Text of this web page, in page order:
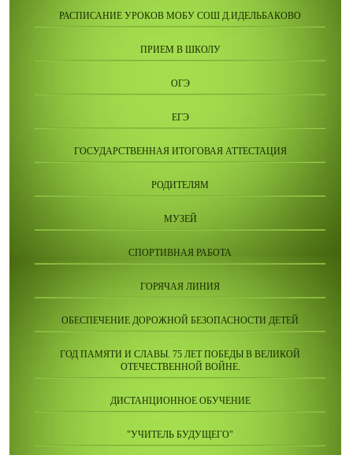
РАСПИСАНИЕ УРОКОВ МОБУ СОШ Д.ИДЕЛЬБАКОВО
ПРИЕМ В ШКОЛУ
ОГЭ
ЕГЭ
ГОСУДАРСТВЕННАЯ ИТОГОВАЯ АТТЕСТАЦИЯ
РОДИТЕЛЯМ
МУЗЕЙ
СПОРТИВНАЯ РАБОТА
ГОРЯЧАЯ ЛИНИЯ
ОБЕСПЕЧЕНИЕ ДОРОЖНОЙ БЕЗОПАСНОСТИ ДЕТЕЙ
ГОД ПАМЯТИ И СЛАВЫ. 75 ЛЕТ ПОБЕДЫ В ВЕЛИКОЙ
ОТЕЧЕСТВЕННОЙ ВОЙНЕ.
ДИСТАНЦИОННОЕ ОБУЧЕНИЕ
"УЧИТЕЛЬ БУДУЩЕГО"